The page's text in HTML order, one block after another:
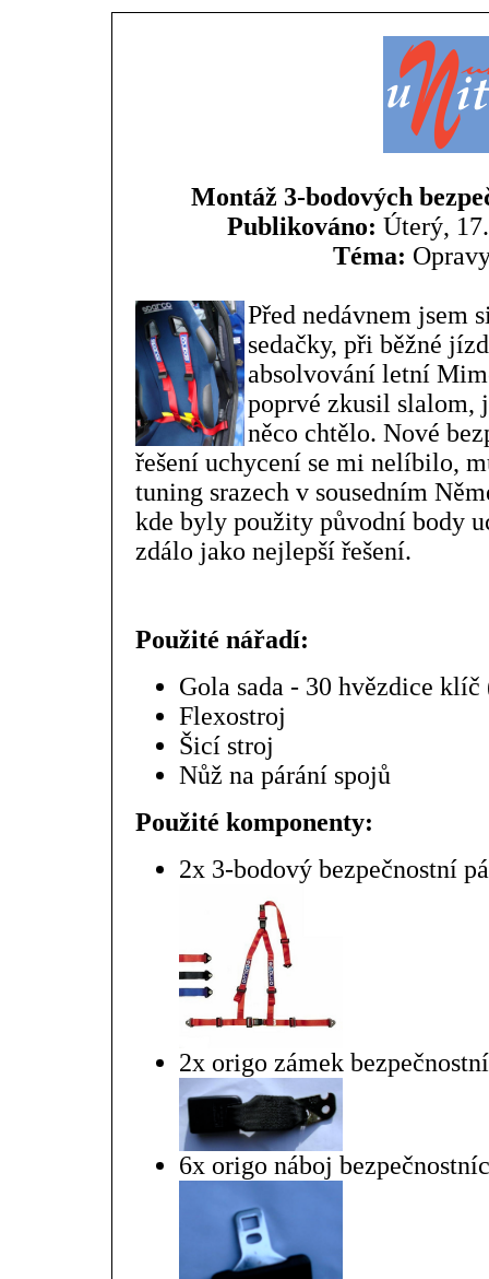
Montáž 3-bodových
Publikováno: Úterý,
Téma:
Před nedávnem jsem
sedačky, při běžné
absolvování letní
poprvé zkusil slalom,
něco chtělo. Nové
řešení uchycení se mi nelíbilo,
tuning srazech v sousedním
kde byly použity původní body
zdálo jako nejlepší řešení.
Použité nářadí:
Gola sada - 30 hvězdice klíč
Flexostroj
Šicí stroj
Nůž na párání spojů
Použité komponenty:
2x 3-bodový bezpečnostní
2x origo zámek
6x origo náboj